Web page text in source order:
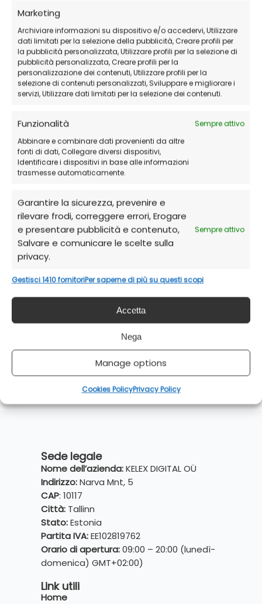
Marketing
Archiviare informazioni su dispositivo e/o accedervi, Utilizzare
dati limitati per la selezione della pubblicità, Creare profili per
la pubblicità personalizzata, Utilizzare profili per la selezione di
pubblicità personalizzata, Creare profili per la
personalizzazione dei contenuti, Utilizzare profili per la
selezione di contenuti personalizzati, Sviluppare e migliorare i
servizi, Utilizzare dati limitati per la selezione dei contenuti.
Funzionalità
Sempre attivo
Abbinare e combinare dati provenienti da altre
fonti di dati, Collegare diversi dispositivi,
Identificare i dispositivi in base alle informazioni
trasmesse automaticamente.
Garantire la sicurezza, prevenire e
rilevare frodi, correggere errori, Erogare
e presentare pubblicità e contenuto,
Salvare e comunicare le scelte sulla
privacy.
Sempre attivo
Gestisci 1410 fornitoriPer saperne di più su questi scopi
Accetta
Nega
Manage options
Cookies PolicyPrivacy Policy
Sede legale
Nome dell’azienda:KELEX DIGITAL OÜ
Indirizzo:Narva Mnt, 5
CAP: 10117
Città: Tallinn
Stato:Estonia
Partita IVA:EE102819762
Orario di apertura:09:00 – 20:00 (lunedì-
domenica) GMT+02:00)
Link utili
Home